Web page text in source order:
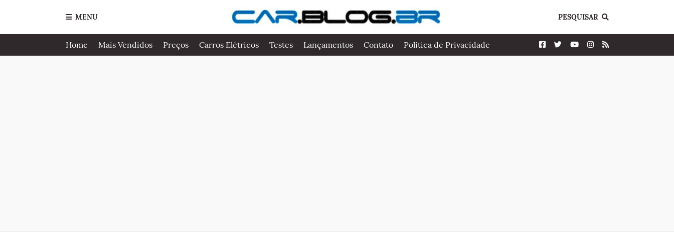
MENU PESQUISAR
Home Mais Vendidos Preços Carros Elétricos Testes Lançamentos Contato Politica de Privacidade